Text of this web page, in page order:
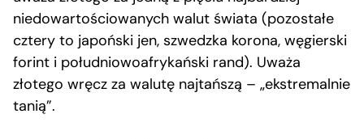
niedowartościowanych walut świata (pozostałe
cztery to japoński jen, szwedzka korona, węgierski
forint i południowoafrykański rand). Uważa
złotego wręcz za walutę najtańszą – „ekstremalnie
tanią”.